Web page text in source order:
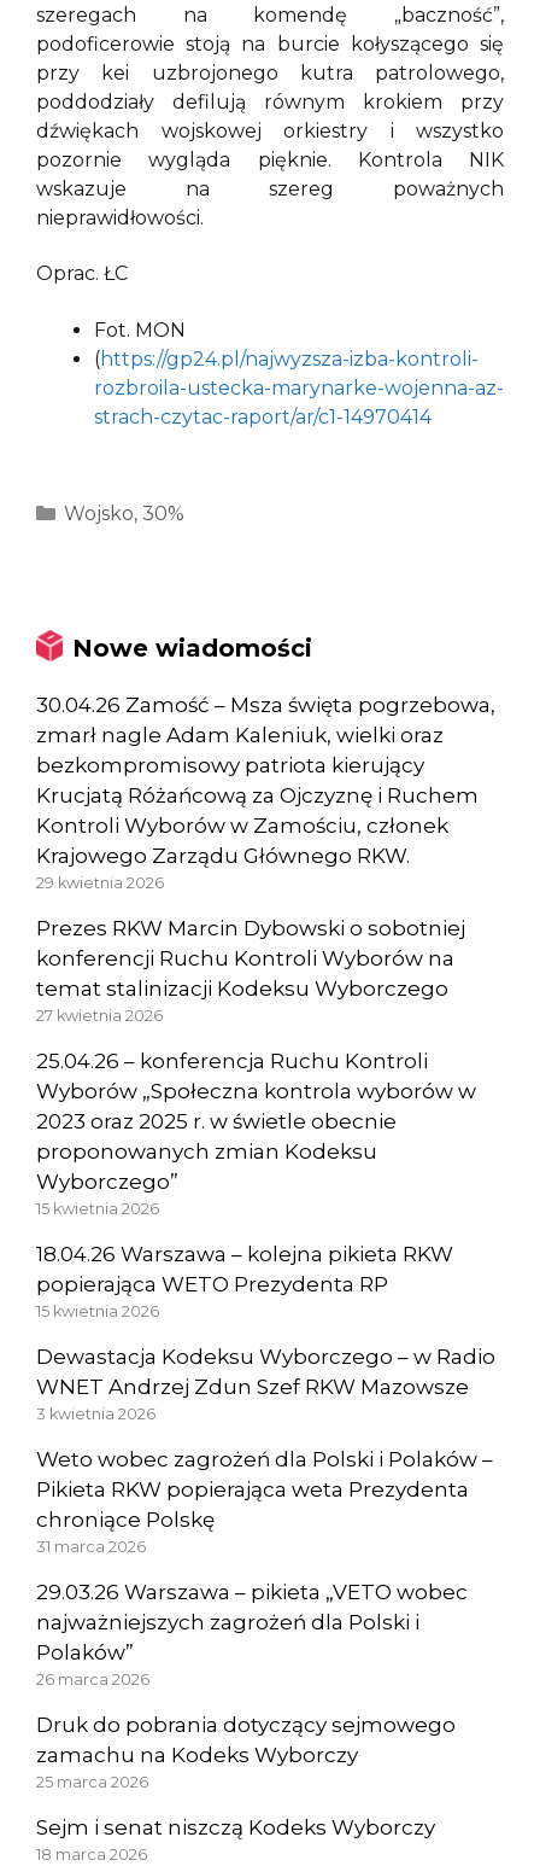
szeregach na komendę „baczność”,
podoficerowie stoją na burcie kołyszącego się
przy kei uzbrojonego kutra patrolowego,
poddodziały defilują równym krokiem przy
dźwiękach wojskowej orkiestry i wszystko
pozornie wygląda pięknie. Kontrola NIK
wskazuje na szereg poważnych
nieprawidłowości.
Oprac. ŁC
Fot. MON
(https://gp24.pl/najwyzsza-izba-kontroli-
rozbroila-ustecka-marynarke-wojenna-az-
strach-czytac-raport/ar/c1-14970414
Kategorie
Wojsko, 30%
Nowe wiadomości
30.04.26 Zamość – Msza święta pogrzebowa,
zmarł nagle Adam Kaleniuk, wielki oraz
bezkompromisowy patriota kierujący
Krucjatą Różańcową za Ojczyznę i Ruchem
Kontroli Wyborów w Zamościu, członek
Krajowego Zarządu Głównego RKW.
29 kwietnia 2026
Prezes RKW Marcin Dybowski o sobotniej
konferencji Ruchu Kontroli Wyborów na
temat stalinizacji Kodeksu Wyborczego
27 kwietnia 2026
25.04.26 – konferencja Ruchu Kontroli
Wyborów „Społeczna kontrola wyborów w
2023 oraz 2025 r. w świetle obecnie
proponowanych zmian Kodeksu
Wyborczego”
15 kwietnia 2026
18.04.26 Warszawa – kolejna pikieta RKW
popierająca WETO Prezydenta RP
15 kwietnia 2026
Dewastacja Kodeksu Wyborczego – w Radio
WNET Andrzej Zdun Szef RKW Mazowsze
3 kwietnia 2026
Weto wobec zagrożeń dla Polski i Polaków –
Pikieta RKW popierająca weta Prezydenta
chroniące Polskę
31 marca 2026
29.03.26 Warszawa – pikieta „VETO wobec
najważniejszych zagrożeń dla Polski i
Polaków”
26 marca 2026
Druk do pobrania dotyczący sejmowego
zamachu na Kodeks Wyborczy
25 marca 2026
Sejm i senat niszczą Kodeks Wyborczy
18 marca 2026